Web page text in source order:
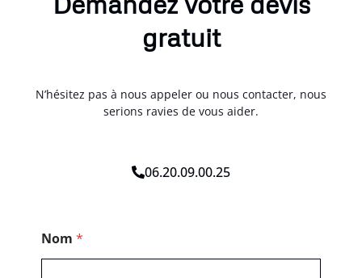
gratuit
N’hésitez pas à nous appeler ou nous contacter, nous
serions ravies de vous aider.
06.20.09.00.25
Nom *